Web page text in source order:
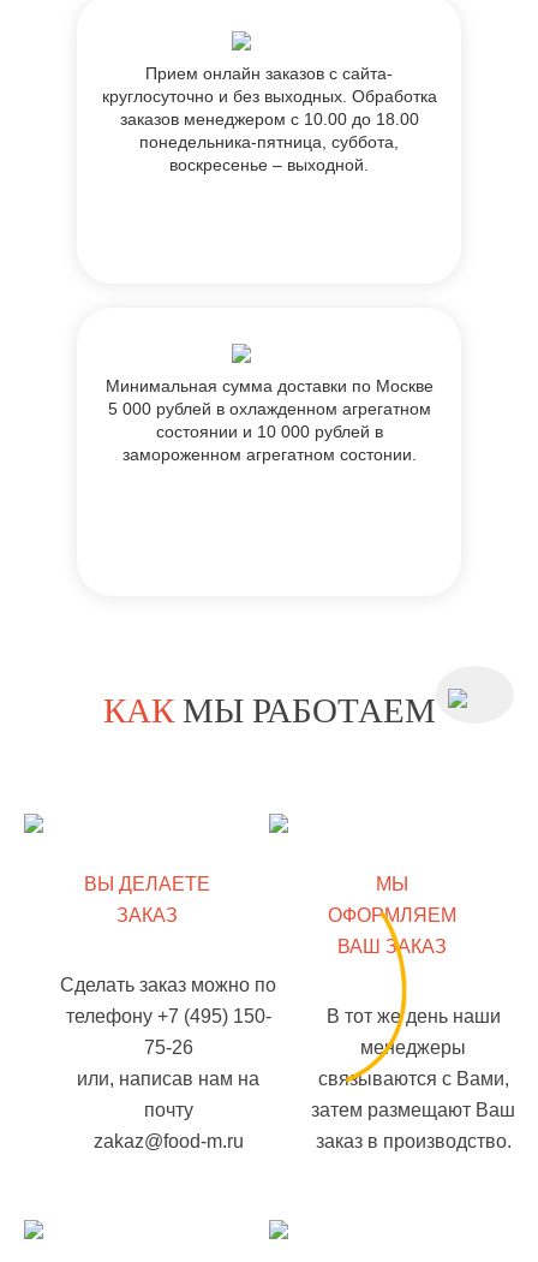
Прием онлайн заказов с сайта-
круглосуточно и без выходных. Обработка
заказов менеджером с 10.00 до 18.00
понедельника-пятница, суббота,
воскресенье – выходной.
Минимальная сумма доставки по Москве
5 000 рублей в охлажденном агрегатном
состоянии и 10 000 рублей в
замороженном агрегатном состонии.
КАКМЫ РАБОТАЕМ
ВЫ ДЕЛАЕТЕ
ЗАКАЗ
Сделать заказ можно по
телефону +7 (495) 150-
75-26
или, написав нам на
почту
zakaz@food-m.ru
МЫ
ОФОРМЛЯЕМ
ВАШ ЗАКАЗ
В тот же день наши
менеджеры
связываются с Вами,
затем размещают Ваш
заказ в производство.